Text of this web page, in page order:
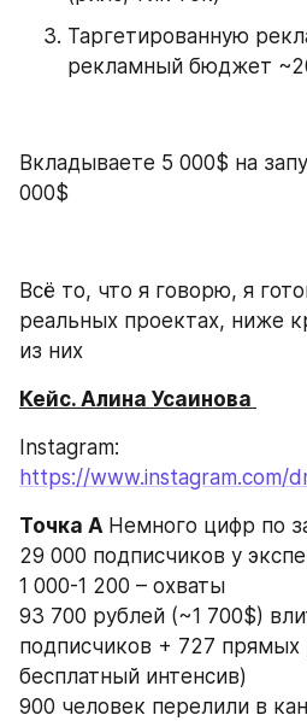
Таргетированную
рекламный бюджет
Вкладываете 5 000$ на
000$
Всё то, что я говорю, я
реальных проектах, ниже
из них
Кейс. Алина Усаинова
https://www.instagram.com/
Точка А Немного цифр по
29 000 подписчиков у
1 000-1 200 – охваты
93 700 рублей (~1 700$)
подписчиков + 727 прямых
бесплатный интенсив)
900 человек перелили в